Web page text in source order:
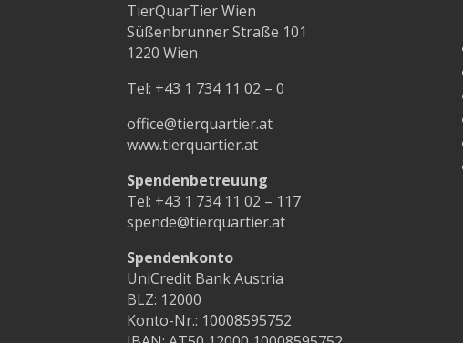
TierQuarTier Wien
Süßenbrunner Straße 101
1220 Wien
Tel: +43 1 734 11 02 – 0
office@tierquartier.at
www.tierquartier.at
Spendenbetreuung
Tel: +43 1 734 11 02 – 117
spende@tierquartier.at
Spendenkonto
UniCredit Bank Austria
BLZ: 12000
Konto-Nr.: 10008595752